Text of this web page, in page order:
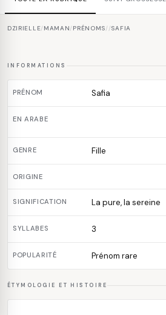
DZIRIELLE/ MAMAN/ PRÉNOMS/ /SAFIA
INFORMATIONS
PRÉNOM Safia
EN ARABE
GENRE Fille
ORIGINE
SIGNIFICATION La pure, la sereine
SYLLABES 3
POPULARITÉ Prénom rare
ÉTYMOLOGIE ET HISTOIRE